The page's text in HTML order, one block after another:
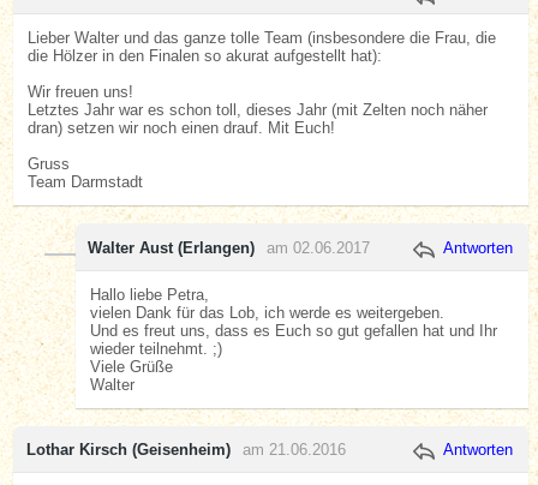
Lieber Walter und das ganze tolle Team (insbesondere die Frau, die
die Hölzer in den Finalen so akurat aufgestellt hat):
Wir freuen uns!
Letztes Jahr war es schon toll, dieses Jahr (mit Zelten noch näher
dran) setzen wir noch einen drauf. Mit Euch!
Gruss
Team Darmstadt
Walter Aust (Erlangen) am 02.06.2017 Antworten
Hallo liebe Petra,
vielen Dank für das Lob, ich werde es weitergeben.
Und es freut uns, dass es Euch so gut gefallen hat und Ihr
wieder teilnehmt. ;)
Viele Grüße
Walter
Lothar Kirsch (Geisenheim) am 21.06.2016 Antworten